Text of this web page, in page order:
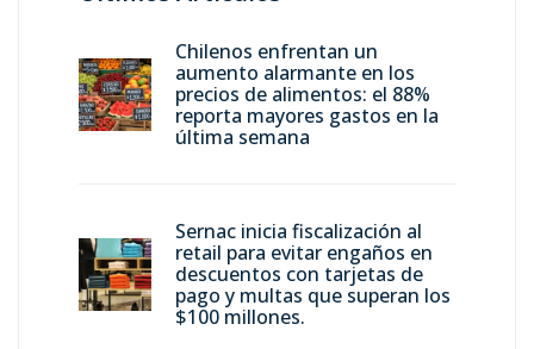
Chilenos enfrentan un
aumento alarmante en los
precios de alimentos: el 88%
reporta mayores gastos en la
última semana
Sernac inicia fiscalización al
retail para evitar engaños en
descuentos con tarjetas de
pago y multas que superan los
$100 millones.